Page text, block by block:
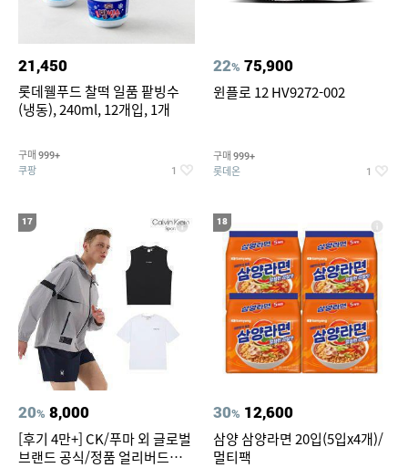
21,450
롯데웰푸드 찰떡 일품 팥빙수
(냉동), 240ml, 12개입, 1개
구매 999+
쿠팡 1
22% 75,900
윈플로 12 HV9272-002
구매 999+
롯데온 1
17
20% 8,000
[후기 4만+] CK/푸마 외 글로벌
브랜드 공식/정품 얼리버드
18
30% 12,600
삼양 삼양라면 20입(5입x4개)/
멀티팩